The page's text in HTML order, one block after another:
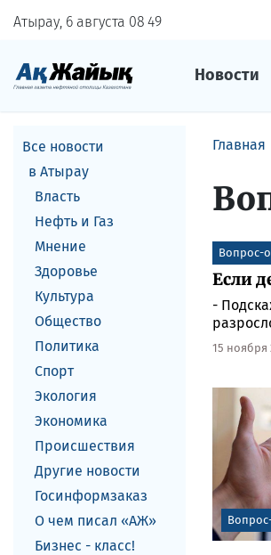
Атырау, 6 августа 08 49
Новости
Все новости
в Атырау
Власть
Нефть и Газ
Мнение
Здоровье
Культура
Общество
Политика
Спорт
Экология
Экономика
Происшествия
Другие новости
Госинформзаказ
О чем писал «АЖ»
Бизнес - класс!
Главная
Вопрос-
Если
-
15 ноября